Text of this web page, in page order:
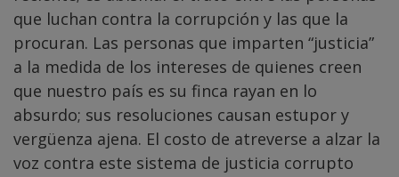
que luchan contra la corrupción y las que la
procuran. Las personas que imparten “justicia”
a la medida de los intereses de quienes creen
que nuestro país es su finca rayan en lo
absurdo; sus resoluciones causan estupor y
vergüenza ajena. El costo de atreverse a alzar la
voz contra este sistema de justicia corrupto